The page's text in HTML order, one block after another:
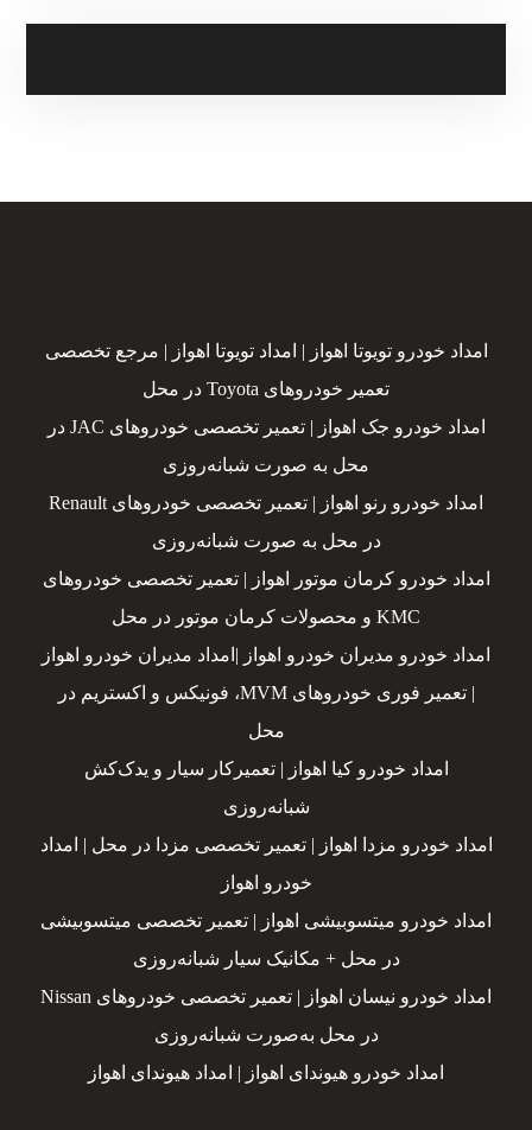
امداد خودرو تویوتا اهواز | امداد تویوتا اهواز | مرجع تخصصی
تعمیر خودروهای Toyota در محل
امداد خودرو جک اهواز | تعمیر تخصصی خودروهای JAC در
محل به صورت شبانه‌روزی
امداد خودرو رنو اهواز | تعمیر تخصصی خودروهای Renault
در محل به صورت شبانه‌روزی
امداد خودرو کرمان موتور اهواز | تعمیر تخصصی خودروهای
KMC و محصولات کرمان موتور در محل
امداد خودرو مدیران خودرو اهواز |امداد مدیران خودرو اهواز
| تعمیر فوری خودروهای MVM، فونیکس و اکستریم در
محل
امداد خودرو کیا اهواز | تعمیرکار سیار و یدک‌کش
شبانه‌روزی
امداد خودرو مزدا اهواز | تعمیر تخصصی مزدا در محل | امداد
خودرو اهواز
امداد خودرو میتسوبیشی اهواز | تعمیر تخصصی میتسوبیشی
در محل + مکانیک سیار شبانه‌روزی
امداد خودرو نیسان اهواز | تعمیر تخصصی خودروهای Nissan
در محل به‌صورت شبانه‌روزی
امداد خودرو هیوندای اهواز | امداد هیوندای اهواز